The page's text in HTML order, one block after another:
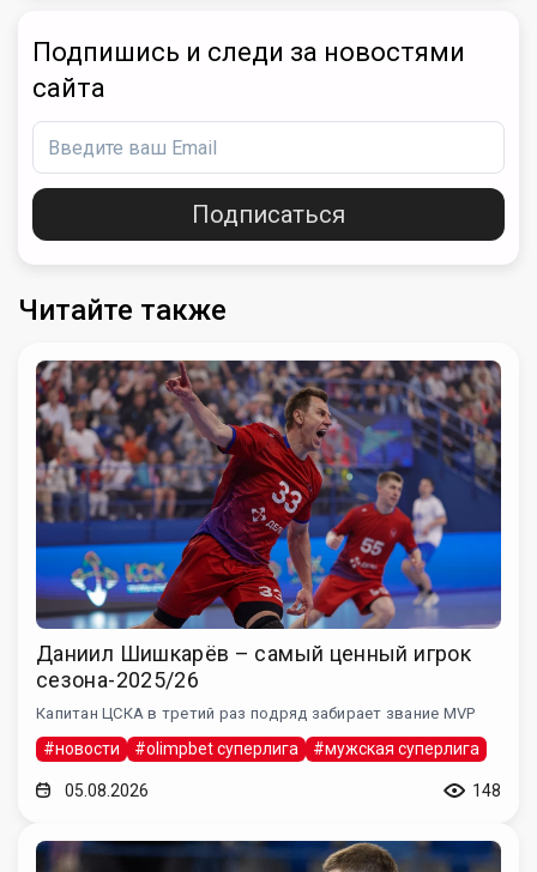
Подпишись и следи за новостями
сайта
Подписаться
Читайте также
Даниил Шишкарёв – самый ценный игрок
сезона-2025/26
Капитан ЦСКА в третий раз подряд забирает звание MVP
#новости #olimpbet суперлига #мужская суперлига
05.08.2026 148